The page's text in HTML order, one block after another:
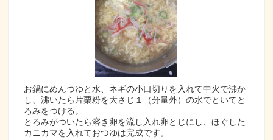
お鍋にめんつゆと水、ネギの小口切りを入れて中火で沸か
し、沸いたら片栗粉を大さじ１（分量外）の水でといてと
ろみをつける。
とろみがついたら溶き卵を流し入れ卵とじにし、ほぐした
カニカマを入れておつゆは完成です。